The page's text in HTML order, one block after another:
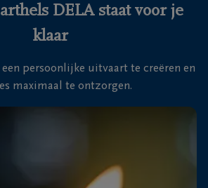
DELA staat voor je
klaar
persoonlijke uitvaart te creëren en
maximaal te ontzorgen.